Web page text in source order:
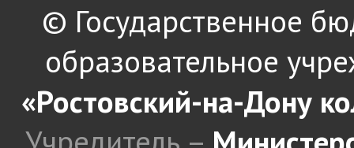
© Государственное
образовательное
«Ростовский-на-Дону